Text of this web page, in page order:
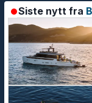
Siste nytt fra